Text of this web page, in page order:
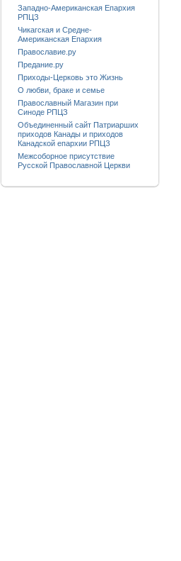
Западно-Американская Епархия
РПЦЗ
Чикагская и Средне-
Американская Епархия
Православие.ру
Предание.ру
Приходы-Церковь это Жизнь
О любви, браке и семье
Православный Магазин при
Синоде РПЦЗ
Объединенный сайт Патриарших
приходов Канады и приходов
Канадской епархии РПЦЗ
Межсоборное присутствие
Русской Православной Церкви